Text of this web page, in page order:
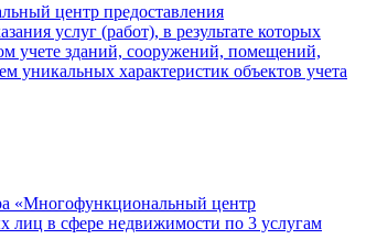
центр предоставления
услуг (работ), в результате которых
учете зданий, сооружений, помещений,
уникальных характеристик объектов учета
«Многофункциональный центр
лиц в сфере недвижимости по 3 услугам